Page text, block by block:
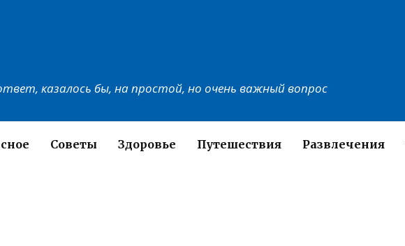
казалось бы, на простой, но очень важный вопрос
Советы Здоровье Путешествия Развлечения